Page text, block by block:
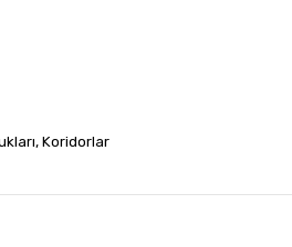
Koridorlar
gördüğünüz noktaları öneri formunu